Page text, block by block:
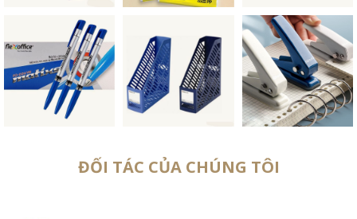
ĐỐI TÁC CỦA CHÚNG TÔI